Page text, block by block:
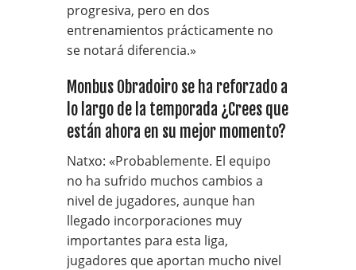
progresiva, pero en dos
entrenamientos prácticamente no
se notará diferencia.»
Monbus Obradoiro se ha reforzado a
lo largo de la temporada ¿Crees que
están ahora en su mejor momento?
Natxo: «Probablemente. El equipo
no ha sufrido muchos cambios a
nivel de jugadores, aunque han
llegado incorporaciones muy
importantes para esta liga,
jugadores que aportan mucho nivel